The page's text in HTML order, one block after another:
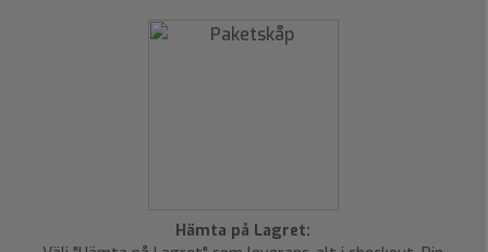
Hämta på Lagret: